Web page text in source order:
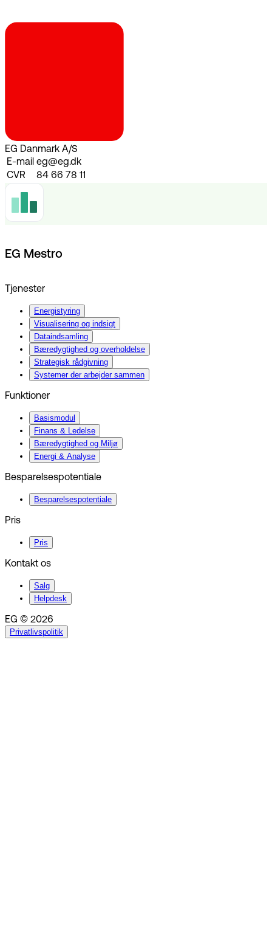
EG Danmark A/S
E-mail eg@eg.dk
CVR
84 66 78 11
EG Mestro
Tjenester
Energistyring
Visualisering og indsigt
Dataindsamling
Bæredygtighed og overholdelse
Strategisk rådgivning
Systemer der arbejder sammen
Funktioner
Basismodul
Finans & Ledelse
Bæredygtighed og Miljø
Energi & Analyse
Besparelsespotentiale
Besparelsespotentiale
Pris
Pris
Kontakt os
Salg
Helpdesk
EG © 2026
Privatlivspolitik